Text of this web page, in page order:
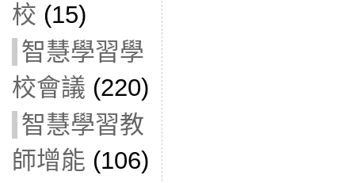
校 (15)
智慧學習學
校會議 (220)
智慧學習教
師增能 (106)